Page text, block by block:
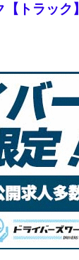
トラック】